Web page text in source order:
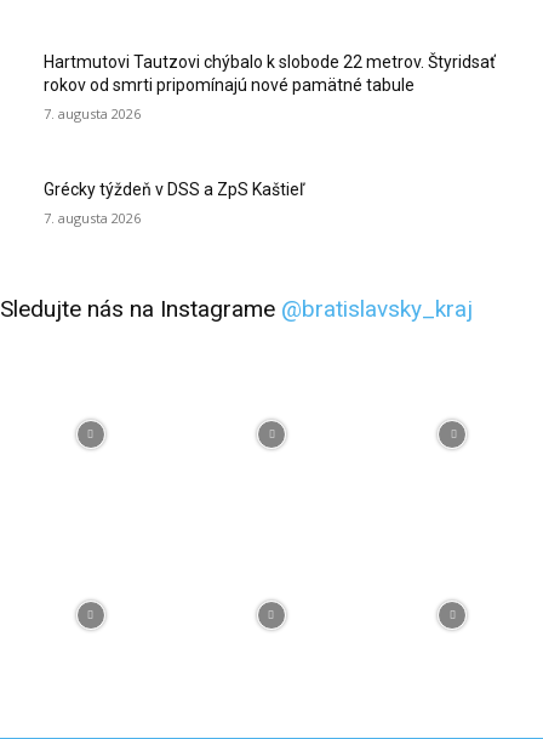
Hartmutovi Tautzovi chýbalo k slobode 22 metrov. Štyridsať
rokov od smrti pripomínajú nové pamätné tabule
7. augusta 2026
Grécky týždeň v DSS a ZpS Kaštieľ
7. augusta 2026
Sledujte nás na Instagrame @bratislavsky_kraj